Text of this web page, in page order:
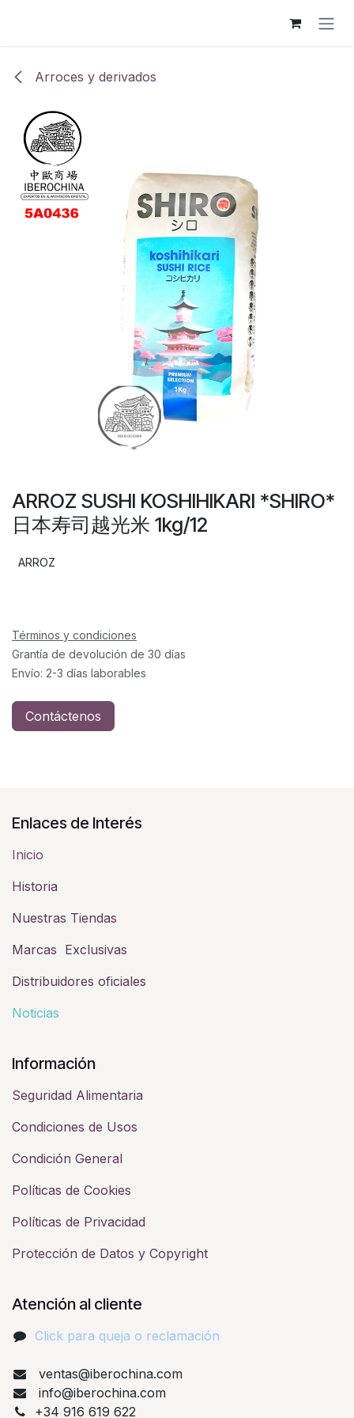
Arroces y derivados
ARROZ SUSHI KOSHIHIKARI *SHIRO*
日本寿司越光米 1kg/12
ARROZ
Términos y condiciones
Grantía de devolución de 30 días
Envío: 2-3 días laborables
Contáctenos
Enlaces de Interés
Inicio
Historia​
Nuestras Tiendas
Marcas Exclusivas
Distribuidores oficiales
Noticias
Información
Seguridad Alimentaria
Condiciones de Usos
Condición General
Políticas de Cookies
Políticas de Privacidad
Protección de Datos y Copyright
Atención al cliente
Click para queja o reclamación​
ventas@iberochina.com
info@iberochina.com
+34 916 619 622